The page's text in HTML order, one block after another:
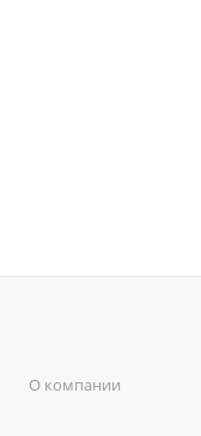
О компании